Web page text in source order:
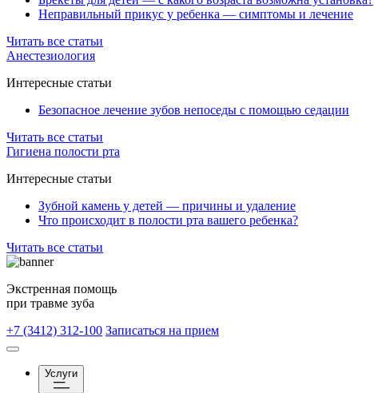
Неправильный прикус у ребенка — симптомы и лечение
Читать все статьи
Анестезиология
Интересные статьи
Безопасное лечение зубов непоседы с помощью седации
Читать все статьи
Гигиена полости рта
Интересные статьи
Зубной камень у детей — причины и удаление
Что происходит в полости рта вашего ребенка?
Читать все статьи
Экстренная помощь
при травме зуба
+7 (3412) 312-100 Записаться на прием
Услуги